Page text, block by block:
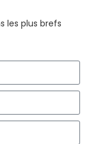
les plus brefs